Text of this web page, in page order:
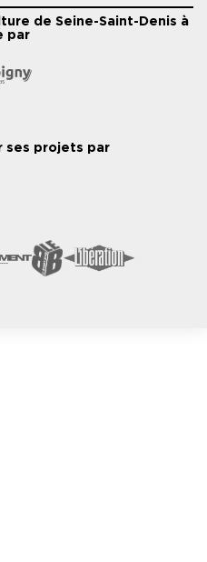
de Seine-Saint-Denis à
par
ses projets par